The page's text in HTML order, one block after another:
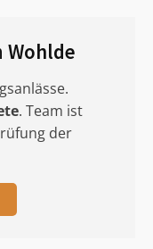
Wohlde
. Team ist
der